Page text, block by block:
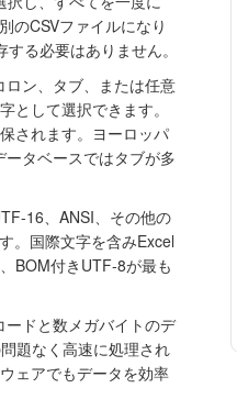
のCSVファイルになり
る必要はありません。
ロン、タブ、または任意
として選択できます。
されます。ヨーロッパ
タベースではタブが多
16、ANSI、その他の
。国際文字を含みExcel
BOM付きUTF-8が最も
ードと数メガバイトのデ
題なく高速に処理され
ェアでもデータを効率